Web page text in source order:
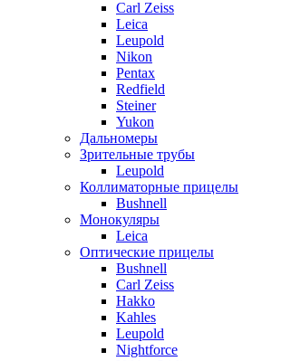
Carl Zeiss
Leica
Leupold
Nikon
Pentax
Redfield
Steiner
Yukon
Дальномеры
Зрительные трубы
Leupold
Коллиматорные прицелы
Bushnell
Монокуляры
Leica
Оптические прицелы
Bushnell
Carl Zeiss
Hakko
Kahles
Leupold
Nightforce